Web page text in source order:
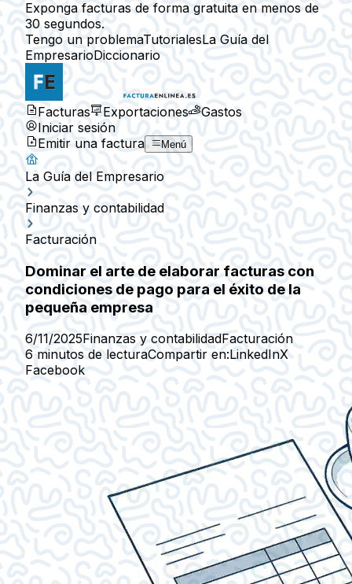
Exponga facturas de forma gratuita en menos de
30 segundos.
Tengo un problemaTutorialesLa Guía del
EmpresarioDiccionario
Facturas Exportaciones
Gastos
Iniciar sesión
Emitir una factura
Menú
La Guía del Empresario
Finanzas y contabilidad
Facturación
Dominar el arte de elaborar facturas con
condiciones de pago para el éxito de la
pequeña empresa
6/11/2025Finanzas y contabilidadFacturación
6 minutos de lecturaCompartir en:LinkedInX
Facebook